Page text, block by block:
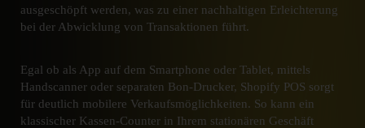
ausgeschöpft werden, was zu einer nachhaltigen Erleichterung
bei der Abwicklung von Transaktionen führt.
Egal ob als App auf dem Smartphone oder Tablet, mittels
Handscanner oder separaten Bon-Drucker, Shopify POS sorgt
für deutlich mobilere Verkaufsmöglichkeiten. So kann ein
klassischer Kassen-Counter in Ihrem stationären Geschäft